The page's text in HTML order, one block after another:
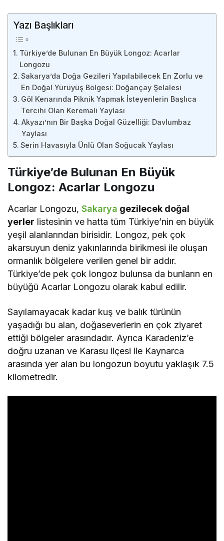
Yazı Başlıkları
Türkiye’de Bulunan En Büyük Longoz: Acarlar
Longozu
Sakarya’da Doğa Gezileri Yapılabilecek En Zorlu ve
En Doğal Yürüyüş Bölgesi: Doğançay Şelalesi
Göl Kenarında Piknik Yapmak İsteyenlerin Başlıca
Tercihi Olan Keremali Yaylası
Akyazı’nın Bir Başka Doğal Güzelliği: Davlumbaz
Yaylası
Serin Havasıyla Ünlü Olan Soğucak Yaylası
Türkiye’de Bulunan En Büyük
Longoz: Acarlar Longozu
Acarlar Longozu,Sakarya gezilecek doğal
yerler listesinin ve hatta tüm Türkiye’nin en büyük
yeşil alanlarından birisidir. Longoz, pek çok
akarsuyun deniz yakınlarında birikmesi ile oluşan
ormanlık bölgelere verilen genel bir addır.
Türkiye’de pek çok longoz bulunsa da bunların en
büyüğü Acarlar Longozu olarak kabul edilir.
Sayılamayacak kadar kuş ve balık türünün
yaşadığı bu alan, doğaseverlerin en çok ziyaret
ettiği bölgeler arasındadır. Ayrıca Karadeniz’e
doğru uzanan ve Karasu ilçesi ile Kaynarca
arasında yer alan bu longozun boyutu yaklaşık 7.5
kilometredir.